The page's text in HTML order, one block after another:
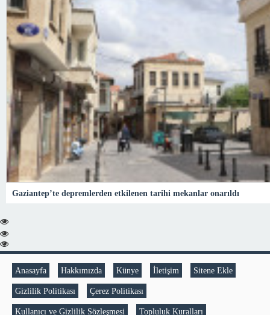
Gaziantep’te depremlerden etkilenen tarihi mekanlar onarıldı
Anasayfa Hakkımızda Künye İletişim Sitene Ekle
Gizlilik Politikası Çerez Politikası
Kullanıcı ve Gizlilik Sözleşmesi Topluluk Kuralları